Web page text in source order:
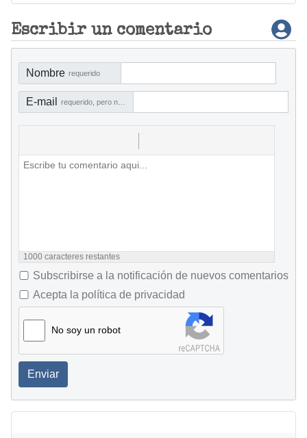
Escribir un comentario
Nombre requerido
E-mail
1000 caracteres restantes
Subscribirse a la notificación de nuevos comentarios
Acepta la política de privacidad
No soy un robot
Enviar